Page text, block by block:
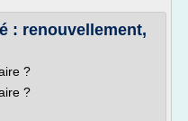
: renouvellement,
?
?